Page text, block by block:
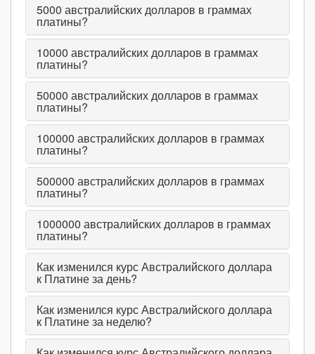
5000 австралийских долларов в граммах
платины?
10000 австралийских долларов в граммах
платины?
50000 австралийских долларов в граммах
платины?
100000 австралийских долларов в граммах
платины?
500000 австралийских долларов в граммах
платины?
1000000 австралийских долларов в граммах
платины?
Как изменился курс Австралийского доллара
к Платине за день?
Как изменился курс Австралийского доллара
к Платине за неделю?